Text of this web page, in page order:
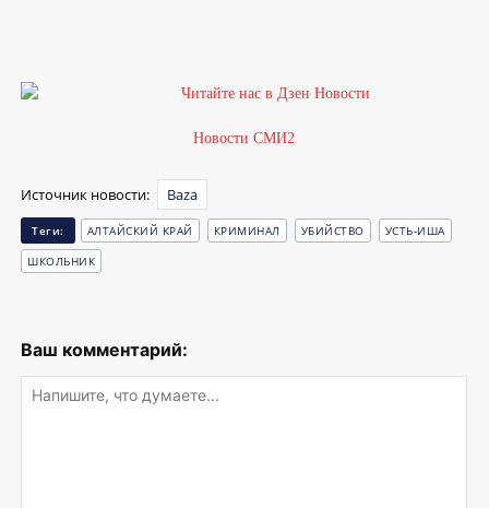
Новости СМИ2
Источник новости: Baza
Теги: АЛТАЙСКИЙ КРАЙ КРИМИНАЛ УБИЙСТВО
УСТЬ-ИША
ШКОЛЬНИК
Ваш комментарий: